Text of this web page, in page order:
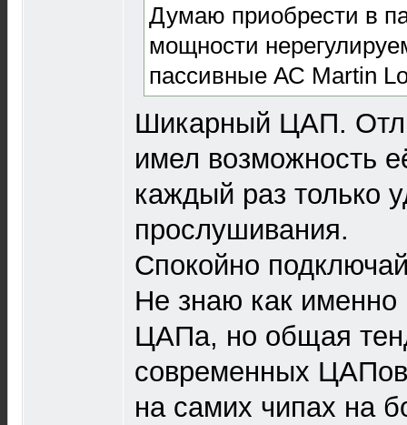
Думаю приобрести в
мощности
пассивные АС Martin
Шикарный ЦАП.
имел возможность
каждый раз только
прослушивания.
Спокойно
Не знаю как
ЦАПа, но общая
современных ЦАПов
на самих чипах на